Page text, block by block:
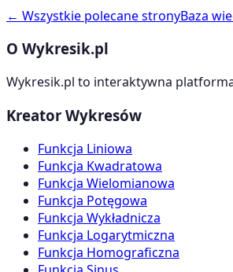
← Wszystkie polecane stronyBaza
O Wykresik.pl
Wykresik.pl to interaktywna
Kreator Wykresów
Funkcja Liniowa
Funkcja Kwadratowa
Funkcja Wielomianowa
Funkcja Potęgowa
Funkcja Wykładnicza
Funkcja Logarytmiczna
Funkcja Homograficzna